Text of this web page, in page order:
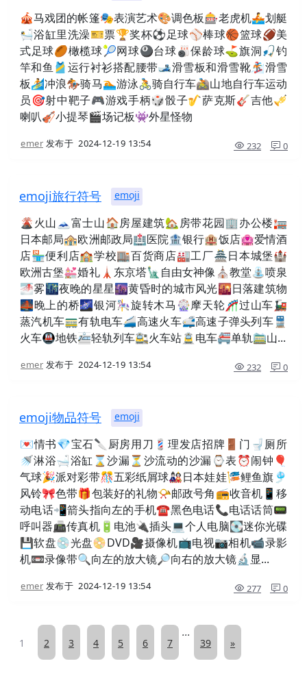
🎪马戏团的帐篷🎭表演艺术🎨调色板🎰老虎机🚣划艇
🛀浴缸里洗澡🎫票🏆奖杯⚽足球⚾棒球🏀篮球🏈美
式足球🏉橄榄球🎾网球🎱台球🎳保龄球⛳旗洞🎣钓
竿和鱼🎽运行衬衫搭配腰带🎿滑雪板和滑雪靴🏂滑雪
板🏄冲浪🏇骑马🏊游泳🚴骑自行车🚵山地自行车运动
员🎯射中靶子🎮游戏手柄🎲骰子🎷萨克斯🎸吉他🎺
喇叭🎻小提琴🎬场记板👾外星怪物
emer 发布于 2024-12-19 13:54 232 0
emoji旅行符号 emoji
🌋火山🗻富士山🏠房屋建筑🏡房带花园🏢办公楼🏣
日本邮局🏤欧洲邮政局🏥医院🏦银行🏨饭店🏩爱情酒
店🏪便利店🏫学校🏬百货商店🏭工厂🏯日本城堡🏰
欧洲古堡💒婚礼🗼东京塔🗽自由女神像⛪教堂⛲喷泉
🌁雾🌃夜晚的星星🌆黄昏时的城市风光🌇日落建筑物
🌉晚上的桥🌌银河🎠旋转木马🎡摩天轮🎢过山车🚂
蒸汽机车🚃有轨电车🚄高速火车🚅高速子弹头列车🚆
火车🚇地铁🚈轻轨列车🚉火车站🚊电车🚝单轨🚞山...
emer 发布于 2024-12-19 13:54 232 0
emoji物品符号 emoji
💌情书💎宝石🔪厨房用刀💈理发店招牌🚪门🚽厕所
🚿淋浴🛁浴缸⌛沙漏⏳沙流动的沙漏⌚表⏰闹钟🎈
气球🎉派对彩带🎊五彩纸屑球🎎日本娃娃🎏鲤鱼旗🎐
风铃🎀色带🎁包装好的礼物📯邮政号角📻收音机📱移
动电话📲箭头指向左的手机☎黑色电话📞电话话筒📟
呼叫器📠传真机🔋电池🔌插头💻个人电脑💽迷你光碟
💾软盘💿光盘📀DVD🎥摄像机📺电视📷相机📹录影
机📼录像带🔍向左的放大镜🔎向右的放大镜🔬显...
emer 发布于 2024-12-19 13:54 277 0
1 2 3 4 5 6 7
...
39
»